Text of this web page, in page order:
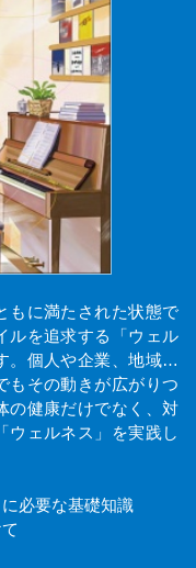
もに満たされた状態で
ルを追求する「ウェル
。個人や企業、地域…
もその動きが広がりつ
の健康だけでなく、対
ウェルネス」を実践し
必要な基礎知識